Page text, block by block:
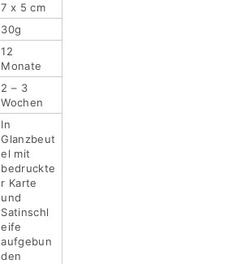
7 x 5 cm
30g
12
Monate
2 – 3
Wochen
In
Glanzbeut
el mit
bedruckte
r Karte
und
Satinschl
eife
aufgebun
den